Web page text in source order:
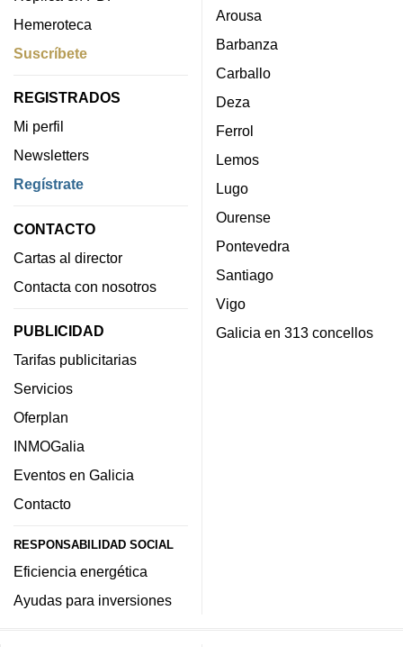
Hemeroteca
Suscríbete
REGISTRADOS
Mi perfil
Newsletters
Regístrate
CONTACTO
Cartas al director
Contacta con nosotros
PUBLICIDAD
Tarifas publicitarias
Servicios
Oferplan
INMOGalia
Eventos en Galicia
Contacto
RESPONSABILIDAD SOCIAL
Eficiencia energética
Ayudas para inversiones
Arousa
Barbanza
Carballo
Deza
Ferrol
Lemos
Lugo
Ourense
Pontevedra
Santiago
Vigo
Galicia en 313 concellos